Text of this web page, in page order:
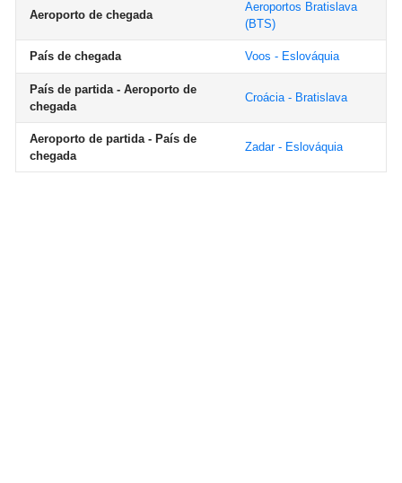
Aeroporto de chegada
Aeroportos Bratislava
(BTS)
País de chegada Voos - Eslováquia
País de partida - Aeroporto de
chegada
Croácia - Bratislava
Aeroporto de partida - País de
chegada
Zadar - Eslováquia